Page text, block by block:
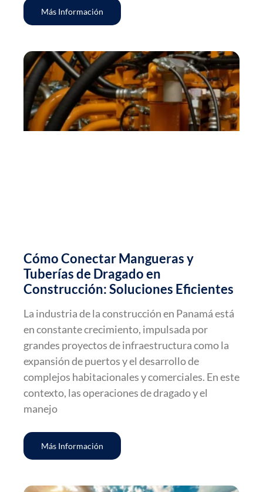
Más Información
Cómo Conectar Mangueras y
Tuberías de Dragado en
Construcción: Soluciones Eficientes
La industria de la construcción en Panamá está
en constante crecimiento, impulsada por
grandes proyectos de infraestructura como la
expansión de puertos y el desarrollo de
complejos habitacionales y comerciales. En este
contexto, las operaciones de dragado y el
manejo
Más Información